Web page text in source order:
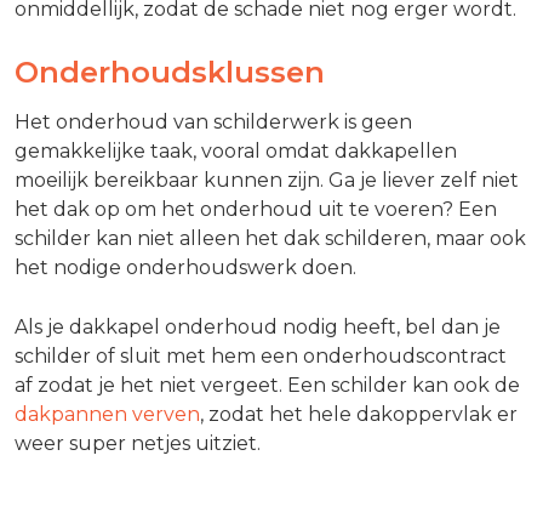
onmiddellijk, zodat de schade niet nog erger wordt.
Onderhoudsklussen
Het onderhoud van schilderwerk is geen
gemakkelijke taak, vooral omdat dakkapellen
moeilijk bereikbaar kunnen zijn. Ga je liever zelf niet
het dak op om het onderhoud uit te voeren? Een
schilder kan niet alleen het dak schilderen, maar ook
het nodige onderhoudswerk doen.
Als je dakkapel onderhoud nodig heeft, bel dan je
schilder of sluit met hem een onderhoudscontract
af zodat je het niet vergeet. Een schilder kan ook de
dakpannen verven, zodat het hele dakoppervlak er
weer super netjes uitziet.